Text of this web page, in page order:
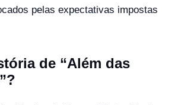
pelas expectativas impostas
de “Além das